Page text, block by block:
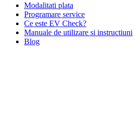
Modalitati plata
Programare service
Ce este EV Check?
Manuale de utilizare si instructiuni
Blog